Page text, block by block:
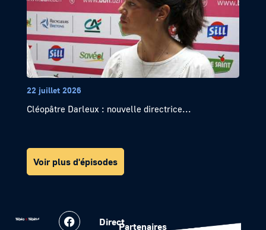
22 juillet 2026
Cléopâtre Darleux : nouvelle directrice...
Voir plus d'épisodes
DirectPartenaires